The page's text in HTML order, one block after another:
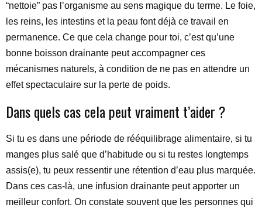
“nettoie” pas l’organisme au sens magique du terme. Le foie,
les reins, les intestins et la peau font déjà ce travail en
permanence. Ce que cela change pour toi, c’est qu’une
bonne boisson drainante peut accompagner ces
mécanismes naturels, à condition de ne pas en attendre un
effet spectaculaire sur la perte de poids.
Dans quels cas cela peut vraiment t’aider ?
Si tu es dans une période de rééquilibrage alimentaire, si tu
manges plus salé que d’habitude ou si tu restes longtemps
assis(e), tu peux ressentir une rétention d’eau plus marquée.
Dans ces cas-là, une infusion drainante peut apporter un
meilleur confort. On constate souvent que les personnes qui